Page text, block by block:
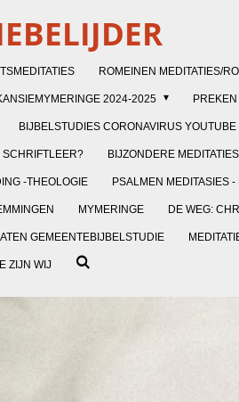
ROMEINEN MEDITATIES/
2024-2025 PREKEN
BIJBELSTUDIES CORONAVIRUS YOUTUBE
SCHRIFTLEER? BIJZONDERE MEDITATIES
-THEOLOGIE PSALMEN MEDITASIES -
MYMERINGE DE WEG:
GEMEENTEBIJBELSTUDIE
ZIJN WIJ